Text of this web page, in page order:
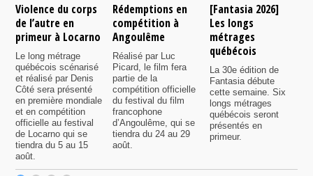
Violence du corps
de l’autre en
primeur à Locarno
Le long métrage
québécois scénarisé
et réalisé par Denis
Côté sera présenté
en première mondiale
et en compétition
officielle au festival
de Locarno qui se
tiendra du 5 au 15
août.
Rédemptions en
compétition à
Angoulême
Réalisé par Luc
Picard, le film fera
partie de la
compétition officielle
du festival du film
francophone
d’Angoulême, qui se
tiendra du 24 au 29
août.
[Fantasia 2026]
Les longs
métrages
québécois
La 30e édition de
Fantasia débute
cette semaine. Six
longs métrages
québécois seront
présentés en
primeur.